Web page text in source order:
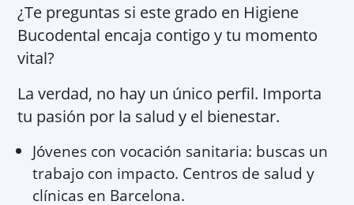
¿Te preguntas si este grado en Higiene
Bucodental encaja contigo y tu momento
vital?
La verdad, no hay un único perfil. Importa
tu pasión por la salud y el bienestar.
Jóvenes con vocación sanitaria: buscas un
trabajo con impacto. Centros de salud y
clínicas en Barcelona.